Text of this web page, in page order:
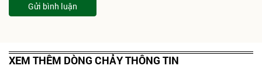
Gửi bình luận
XEM THÊM DÒNG CHẢY THÔNG TIN